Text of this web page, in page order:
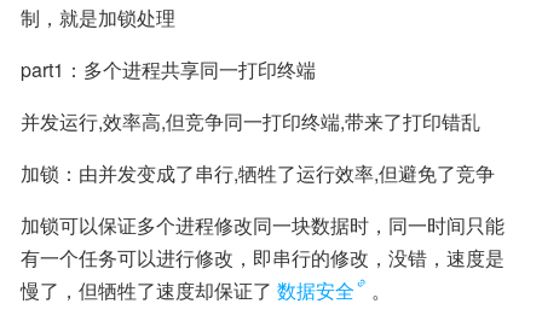
制，就是加锁处理
part1：多个进程共享同一打印终端
并发运行,效率高,但竞争同一打印终端,带来了打印错乱
加锁：由并发变成了串行,牺牲了运行效率,但避免了竞争
加锁可以保证多个进程修改同一块数据时，同一时间只能
有一个任务可以进行修改，即串行的修改，没错，速度是
慢了，但牺牲了速度却保证了 数据安全
。